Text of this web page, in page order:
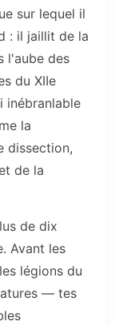
sur lequel il
: il jaillit de la
l'aube des
du XIIe
inébranlable
la
dissection,
de la
de dix
Avant les
légions du
— tes